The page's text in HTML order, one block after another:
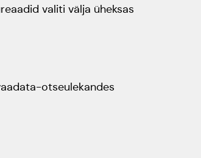
valiti välja üheksas
otseulekandes